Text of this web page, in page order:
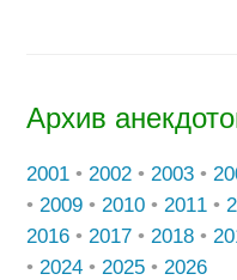
Архив
2001 • 2002 • 2003 •
• 2009 • 2010 • 2011 •
2016 • 2017 • 2018 •
• 2024 • 2025 • 2026